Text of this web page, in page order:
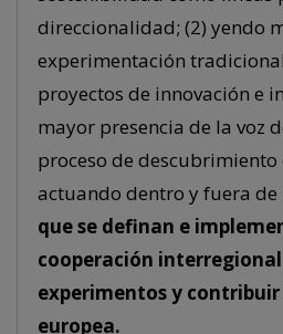
direccionalidad; (2) yendo
experimentación
proyectos de innovación e
mayor presencia de la voz
proceso de
actuando dentro y fuera de
que se definan e
cooperación
experimentos y
europea.